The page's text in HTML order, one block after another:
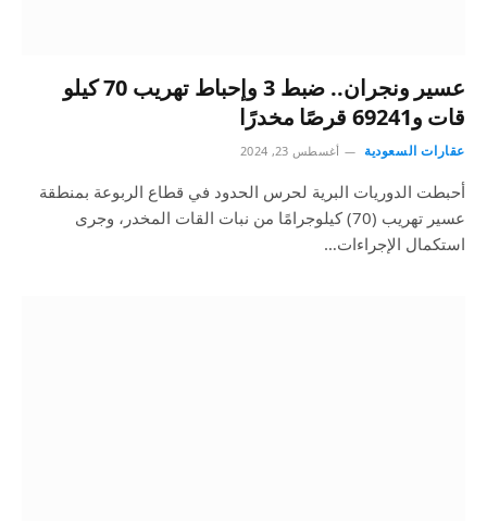
عسير ونجران.. ضبط 3 وإحباط تهريب 70 كيلو
قات و69241 قرصًا مخدرًا
عقارات السعودية أغسطس 23, 2024
أحبطت الدوريات البرية لحرس الحدود في قطاع الربوعة بمنطقة
عسير تهريب (70) كيلوجرامًا من نبات القات المخدر، وجرى
استكمال الإجراءات…